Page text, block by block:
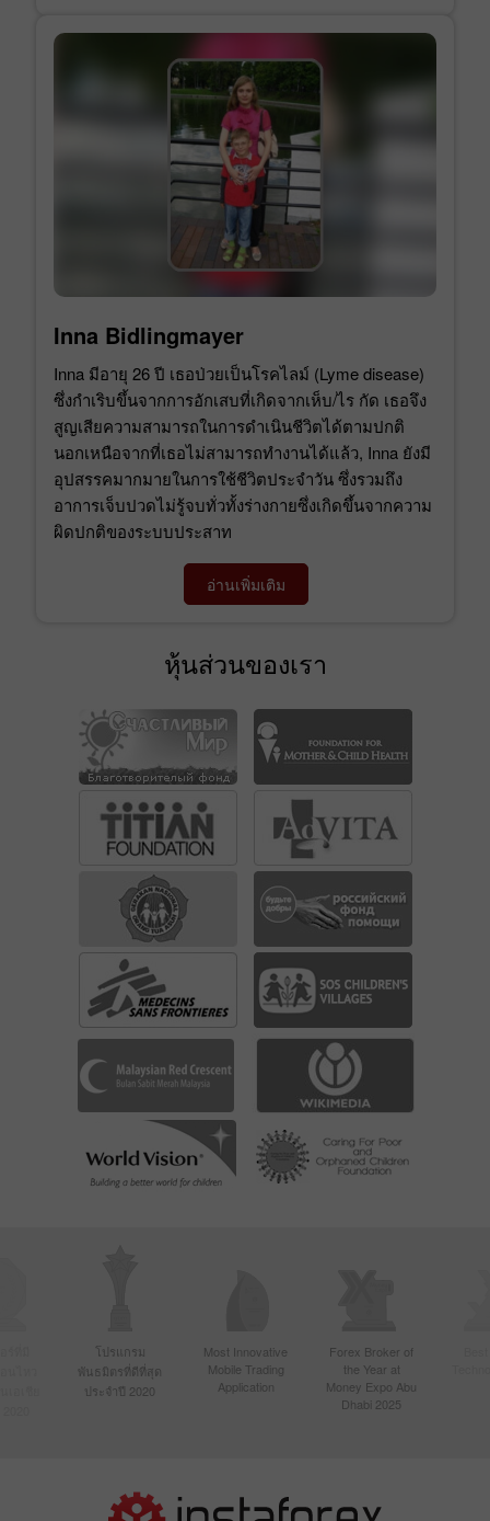
Inna Bidlingmayer
Inna มีอายุ 26 ปี เธอป่วยเป็นโรคไลม์ (Lyme disease)
ซึ่งกำเริบขึ้นจากการอักเสบที่เกิดจากเห็บ/ไร กัด เธอจึง
สูญเสียความสามารถในการดำเนินชีวิตได้ตามปกติ
นอกเหนือจากที่เธอไม่สามารถทำงานได้แล้ว, Inna ยังมี
อุปสรรคมากมายในการใช้ชีวิตประจำวัน ซึ่งรวมถึง
อาการเจ็บปวดไม่รู้จบทั่วทั้งร่างกายซึ่งเกิดขึ้นจากความ
ผิดปกติของระบบประสาท
อ่านเพิ่มเติม
หุ้นส่วนของเรา
โปรแกรม
พันธมิตรที่ดีที่สุด
ประจำปี 2020
Most Innovative
Mobile Trading
Application
Forex Broker of
the Year at
Money Expo Abu
Dhabi 2025